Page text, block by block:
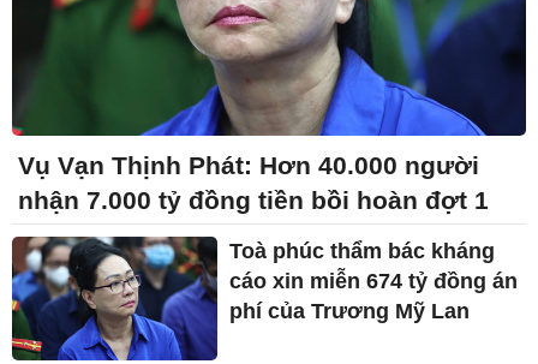
Vụ Vạn Thịnh Phát: Hơn 40.000 người
nhận 7.000 tỷ đồng tiền bồi hoàn đợt 1
Toà phúc thẩm bác kháng
cáo xin miễn 674 tỷ đồng án
phí của Trương Mỹ Lan